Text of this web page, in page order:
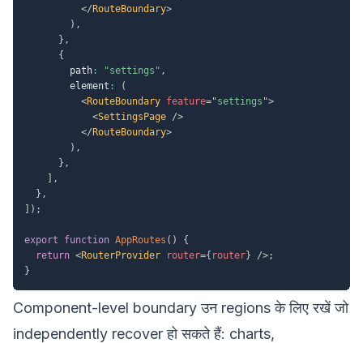
</ RouteBoundary>
) ,
} ,
{
        path
: "settings" ,
        element
:
(
<RouteBoundary feature="settings ">
<SettingsPage />
</ RouteBoundary>
) ,
} ,
,
} ,
) ;
export function AppRoutes ( )
{
return <RouterProvider router={ router} />;
}
Component-level boundary उन regions के लिए रखें जो
independently recover हो सकते हैं: charts,